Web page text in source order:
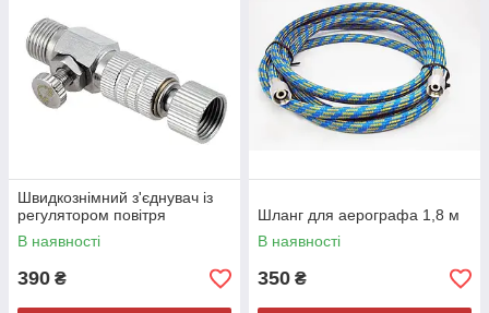
Швидкознімний з'єднувач із
регулятором повітря
В наявності
390 ₴
Шланг для аерографа 1,8 м
В наявності
350 ₴